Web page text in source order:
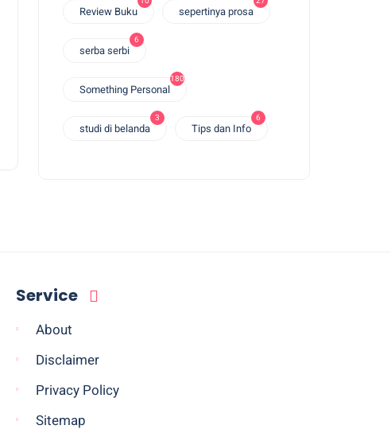
Review Buku sepertinya prosa
serba serbi
6
Something Personal
180
studi di belanda
3
Tips dan Info
6
Service
About
Disclaimer
Privacy Policy
Sitemap